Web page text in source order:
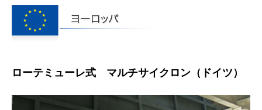
ローテミューレ式 マルチサイクロン（ドイツ）